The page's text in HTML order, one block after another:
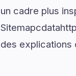
un cadre plus
des explications